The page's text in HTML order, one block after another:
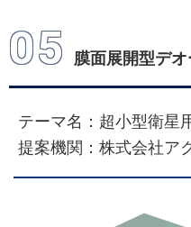
2023/06/20
結果につ
（その２）
05 膜面展開型デ
テーマ名：超小型衛星
提案機関：株式会社ア